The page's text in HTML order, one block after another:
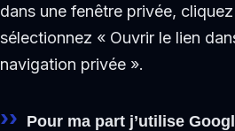
dans une fenêtre privée,
sélectionnez « Ouvrir le lien
navigation privée ».
Pour ma part j’utilise